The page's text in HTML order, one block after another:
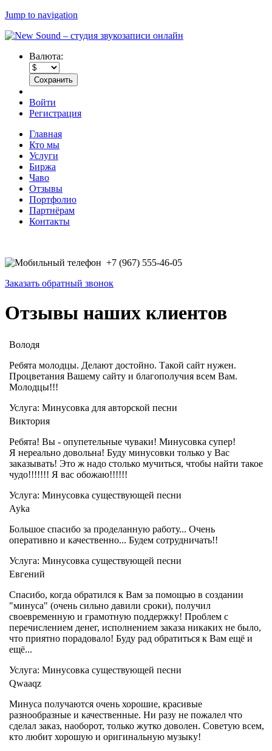
Jump to navigation
Валюта:
Войти
Регистрация
Главная
Кто мы
Услуги
Биржа
Чаво
Отзывы
Портфолио
Партнёрам
Контакты
+7 (967) 555-46-05
Заказать обратный звонок
Отзывы наших клиентов
Володя
Ребята молодцы. Делают достойно. Такой сайт нужен.
Процветания Вашему сайту и благополучия всем Вам.
Молодцы!!!
Услуга: Минусовка для авторской песни
Виктория
Ребята! Вы - опупетельные чуваки! Минусовка супер!
Я нереально довольна! Буду минусовки только у Вас
заказывать! Это ж надо столько мучиться, чтобы найти такое
чудо!!!!!!! Я вас обожаю!!!!!!
Услуга: Минусовка существующей песни
Ayka
Большое спасибо за проделанную работу... Очень
оперативно и качественно... Будем сотрудничать!!
Услуга: Минусовка существующей песни
Евгений
Спасибо, когда обратился к Вам за помощью в создании
"минуса" (очень сильно давили сроки), получил
своевременную и грамотную поддержку! Проблем с
перечислением денег, исполнением заказа никаких не было,
что приятно порадовало! Буду рад обратиться к Вам ещё и
ещё...
Услуга: Минусовка существующей песни
Qwaaqz
Минуса получаются очень хорошие, красивые
разнообразные и качественные. Ни разу не пожалел что
сделал заказ, наоборот, только жутко доволен. Советую всем,
кто любит хорошую и оригинальную музыку!